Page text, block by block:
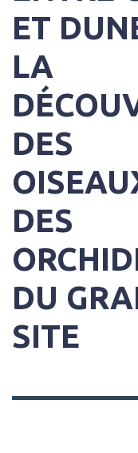
ET
LA
DES
DES
DU
SITE